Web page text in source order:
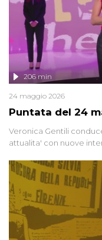
Puntata del 24
206 min
24 maggio 2026
Veronica Gentili
attualita' con nuove